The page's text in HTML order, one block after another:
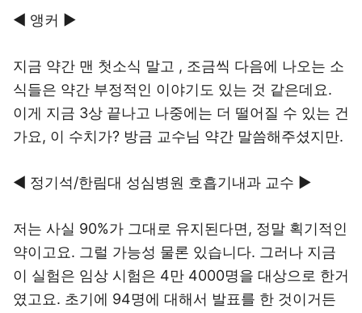
◀ 앵커 ▶
지금 약간 맨 첫소식 말고 , 조금씩 다음에 나오는 소
식들은 약간 부정적인 이야기도 있는 것 같은데요.
이게 지금 3상 끝나고 나중에는 더 떨어질 수 있는 건
가요, 이 수치가? 방금 교수님 약간 말씀해주셨지만.
◀ 정기석/한림대 성심병원 호흡기내과 교수 ▶
저는 사실 90%가 그대로 유지된다면, 정말 획기적인
약이고요. 그럴 가능성 물론 있습니다. 그러나 지금
이 실험은 임상 시험은 4만 4000명을 대상으로 한거
였고요. 초기에 94명에 대해서 발표를 한 것이거든